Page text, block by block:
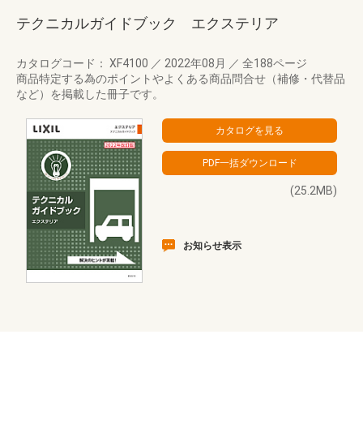
テクニカルガイドブック エクステリア
カタログコード： XF4100 ／ 2022年08月 ／ 全188ページ
商品特定する為のポイントやよくある商品問合せ（補修・代替品
など）を掲載した冊子です。
(25.2MB)
お知らせ表示